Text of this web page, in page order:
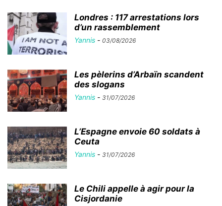
Londres : 117 arrestations lors
d’un rassemblement
Yannis - 03/08/2026
Les pèlerins d’Arbaïn scandent
des slogans
Yannis - 31/07/2026
L’Espagne envoie 60 soldats à
Ceuta
Yannis - 31/07/2026
Le Chili appelle à agir pour la
Cisjordanie